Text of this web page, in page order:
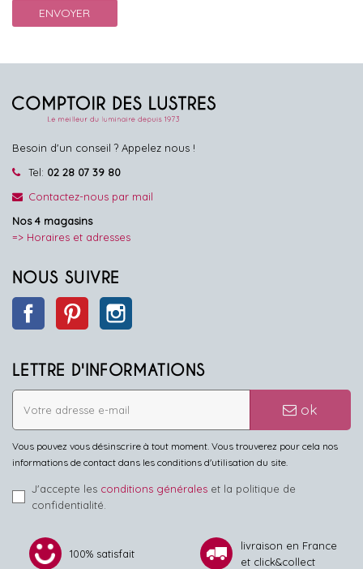
Besoin d'un conseil ? Appelez nous !
Tel: 02 28 07 39 80
Contactez-nous par mail
Nos 4 magasins
=> Horaires et adresses
NOUS SUIVRE
Facebook Pinterest
LETTRE D'INFORMATIONS
ok
Vous pouvez vous désinscrire à tout moment. Vous trouverez pour cela nos
informations de contact dans les conditions d'utilisation du site.
J'accepte les conditions générales et la politique de
confidentialité.
100% satisfait
livraison en France
et click&collect